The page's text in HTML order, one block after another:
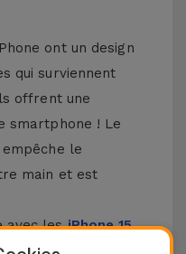
ont un design
qui surviennent
offrent une
smartphone ! Le
le
main et est
avec lesiPhone 15,
qu'avec le modèle le